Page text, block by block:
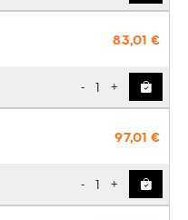
83,01 €
- 1 +
97,01 €
- 1 +